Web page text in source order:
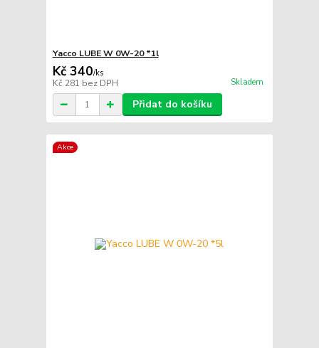
Yacco LUBE W 0W-20 *1l
Kč 340/ks
Kč 281 bez DPH Skladem
Přidat do košíku
Akce